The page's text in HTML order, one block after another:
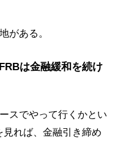
がある。
は金融緩和を続け
スでやって行くかとい
れば、金融引き締め